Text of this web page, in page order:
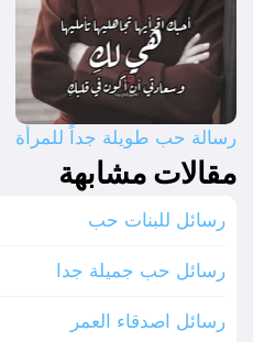
رسالة حب طويلة جداً للمرأة
مقالات مشابهة
رسائل للبنات حب
رسائل حب جميلة جدا
رسائل اصدقاء العمر